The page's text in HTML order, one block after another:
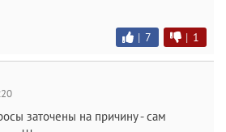
| 7 | 1
заточены на причину - сам